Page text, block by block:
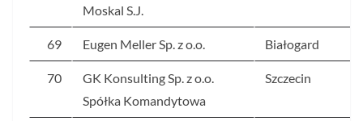
Moskal S.J.
69 Eugen Meller Sp. z o.o. Białogard
70
GK Konsulting Sp. z o.o.
Spółka Komandytowa
Szczecin